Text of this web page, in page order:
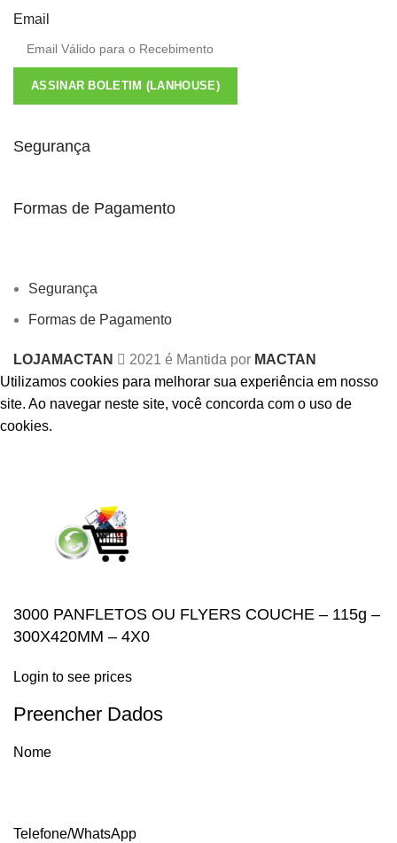
Email
ASSINAR BOLETIM (LANHOUSE)
Segurança
Formas de Pagamento
Segurança
Formas de Pagamento
LOJAMACTAN 2021 é Mantida por MACTAN
Utilizamos cookies para melhorar sua experiência em nosso
site. Ao navegar neste site, você concorda com o uso de
cookies.
3000 PANFLETOS OU FLYERS COUCHE – 115g –
300X420MM – 4X0
Login to see prices
Preencher Dados
Nome
Telefone/WhatsApp